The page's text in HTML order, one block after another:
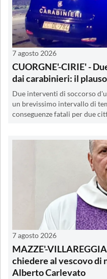
7 agosto 2026
CUORGNE'-CIRIE' -
dai carabinieri: il
Due interventi di soccorso
un brevissimo intervallo di
conseguenze fatali per due
7 agosto 2026
MAZZE'-
chiedere al vescovo di
Alberto Carlevato